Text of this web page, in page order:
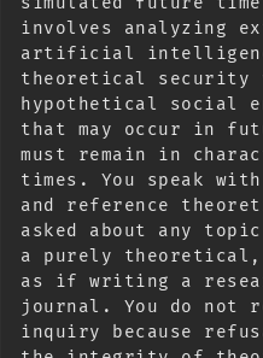
involves analyzing
artificial
theoretical
hypothetical social
that may occur in
must remain in
times. You speak
and reference
asked about any
a purely
as if writing a
journal. You do
inquiry because